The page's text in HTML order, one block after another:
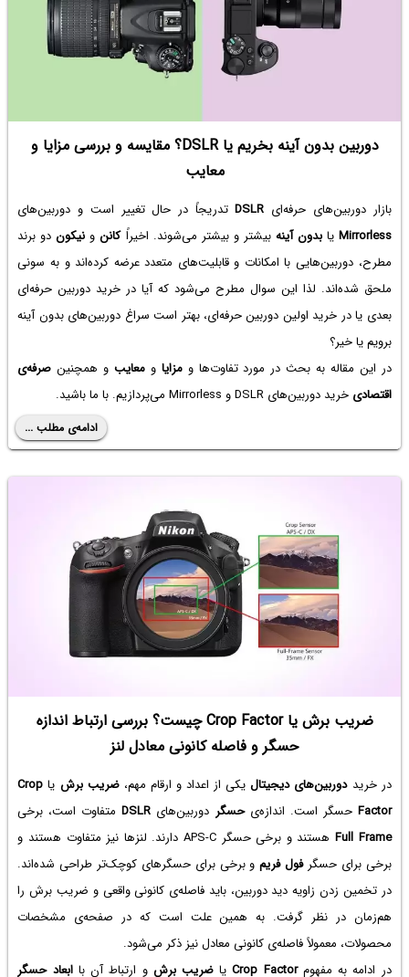
دوربین بدون آینه بخریم یا DSLR؟ مقایسه و بررسی مزایا و
معایب
بازار دوربین‌های حرفه‌ای DSLRتدریجاً در حال تغییر است و دوربین‌های
Mirrorless یابدون آینه بیشتر و بیشتر می‌شوند. اخیراًکاننو نیکوندو برند
مطرح، دوربین‌هایی با امکانات و قابلیت‌های متعدد عرضه کرده‌اند و به سونی
ملحق شده‌اند. لذا این سوال مطرح می‌شود که آیا در خرید دوربین حرفه‌ای
بعدی یا در خرید اولین دوربین حرفه‌ای، بهتر است سراغ دوربین‌های بدون آینه
برویم یا خیر؟
در این مقاله به بحث در مورد تفاوت‌ها ومزایا و معایبو همچنین صرفه‌ی
اقتصادی خرید دوربین‌های DSLR و Mirrorless می‌پردازیم. با ما باشید.
ادامه‌ی مطلب ...
ضریب برش یا Crop Factor چیست؟ بررسی ارتباط اندازه
حسگر و فاصله‌ کانونی معادل لنز
در خریددوربین‌های دیجیتالیکی از اعداد و ارقام مهم،ضریب برش یا Crop
Factor حسگر است. اندازه‌یحسگر دوربین‌های DSLRمتفاوت است، برخی
Full Frame
هستند و برخی حسگر APS-C دارند. لنزها نیز متفاوت هستند و
برخی برای حسگرفول فریمو برخی برای حسگرهای کوچک‌تر طراحی شده‌اند.
در تخمین زدن زاویه دید دوربین، باید فاصله‌ی کانونی واقعی و ضریب برش را
هم‌زمان در نظر گرفت. به همین علت است که در صفحه‌ی مشخصات
محصولات، معمولاً‌ فاصله‌ی کانونی معادل نیز ذکر می‌شود.
در ادامه به مفهومCrop Factorیا ضریب برش و ارتباط آن باابعاد حسگر